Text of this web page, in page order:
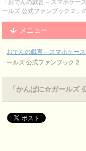
「おでんの戯言 – スマホケ
ールズ 公式ファンブック２」
メニュー
おでんの戯言 – スマホケー
ールズ 公式ファンブック２
「かんぱに☆ガールズ